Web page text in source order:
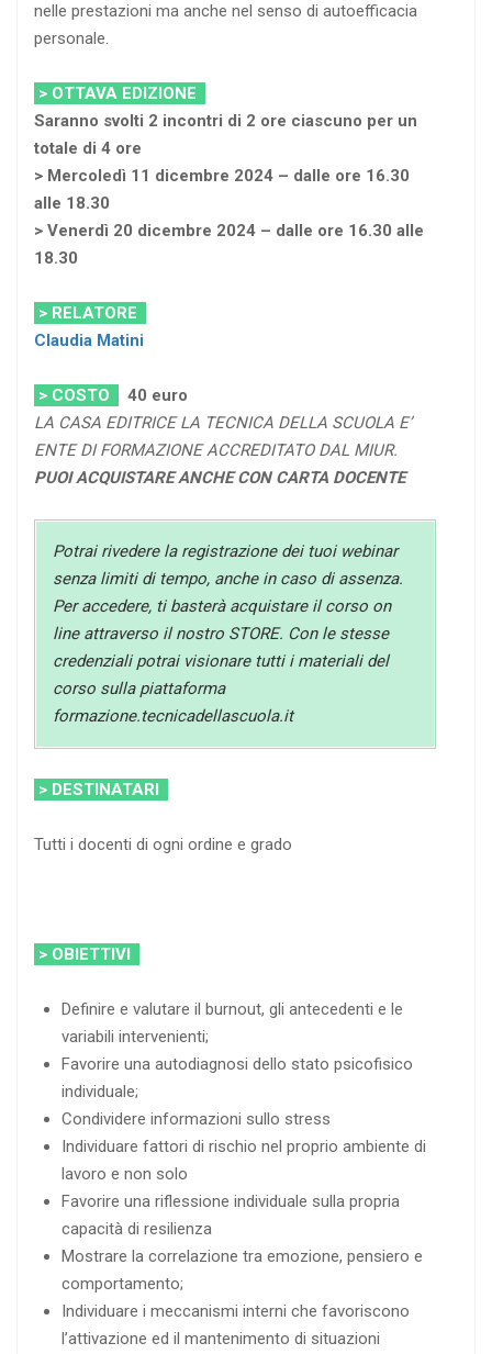
nelle prestazioni ma anche nel senso di autoefficacia
personale.
> OTTAVA EDIZIONE
Saranno svolti 2 incontri di 2 ore ciascuno per un
totale di 4 ore
> Mercoledì 11 dicembre 2024 – dalle ore 16.30
alle 18.30
> Venerdì 20 dicembre 2024 – dalle ore 16.30 alle
18.30
> RELATORE
Claudia Matini
> COSTO 40 euro
LA CASA EDITRICE LA TECNICA DELLA SCUOLA E’
ENTE DI FORMAZIONE ACCREDITATO DAL MIUR.
PUOI ACQUISTARE ANCHE CON CARTA DOCENTE
Potrai rivedere la registrazione dei tuoi webinar
senza limiti di tempo, anche in caso di assenza.
Per accedere, ti basterà acquistare il corso on
line attraverso il nostro STORE. Con le stesse
credenziali potrai visionare tutti i materiali del
corso sulla piattaforma
formazione.tecnicadellascuola.it
> DESTINATARI
Tutti i docenti di ogni ordine e grado
> OBIETTIVI
Definire e valutare il burnout, gli antecedenti e le
variabili intervenienti;
Favorire una autodiagnosi dello stato psicofisico
individuale;
Condividere informazioni sullo stress
Individuare fattori di rischio nel proprio ambiente di
lavoro e non solo
Favorire una riflessione individuale sulla propria
capacità di resilienza
Mostrare la correlazione tra emozione, pensiero e
comportamento;
Individuare i meccanismi interni che favoriscono
l’attivazione ed il mantenimento di situazioni